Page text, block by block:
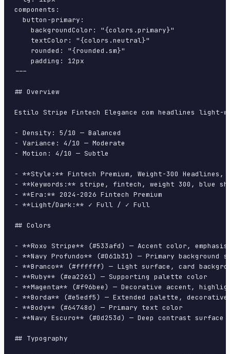
components:
  button-primary:
    backgroundColor: "{colors.primary}"
    textColor: "{colors.neutral}"
    rounded: "{rounded.sm}"
    padding: 12px
---
## Overview
Estilo Stripe Fintech Elegance com headlines light-
- Density: 5/10 — Balanced
- Variance: 4/10 — Moderate
- Motion: 4/10 — Subtle
- **Style:** Fintech Premium, Weight-300 Headlines,
- **Keywords:** stripe, fintech, weight 300, blue
- **Era:** 2024-2026 Fintech Premium
- **Light/Dark:** ✓ Full / ✓ Full
## Colors
- **Roxo Stripe** (#533afd) — Accent color, emphasis
- **Navy Profundo** (#061b31) — Primary background
- **Branco** (#ffffff) — Light surface, card
- **Ruby** (#ea2261) — Supporting palette color
- **Magenta** (#f96bee) — Decorative accent,
- **Borda** (#e5edf5) — Extended palette, decorative
- **Body** (#64748d) — Primary text color
- **Navy Escuro** (#0d253d) — Deep contrast surface
## Typography